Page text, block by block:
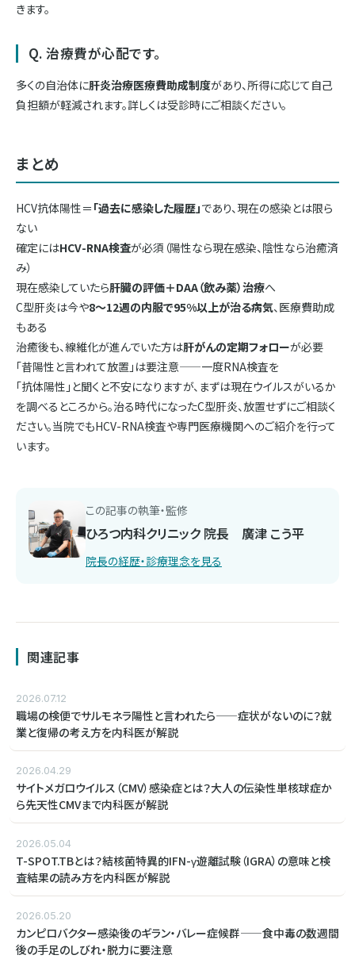
きます。
Q. 治療費が心配です。
多くの自治体に肝炎治療医療費助成制度があり、所得に応じて自己
負担額が軽減されます。詳しくは受診時にご相談ください。
まとめ
HCV抗体陽性＝ 「過去に感染した履歴」であり、現在の感染とは限ら
ない
確定にはHCV-RNA検査が必須（陽性なら現在感染、陰性なら治癒済
み）
現在感染していたら肝臓の評価＋DAA（飲み薬）治療へ
C型肝炎は今や8〜12週の内服で95%以上が治る病気、医療費助成
もある
治癒後も、線維化が進んでいた方は肝がんの定期フォローが必要
「昔陽性と言われて放置」は要注意——一度RNA検査を
「抗体陽性」と聞くと不安になりますが、まずは現在ウイルスがいるか
を調べるところから。治る時代になったC型肝炎、放置せずにご相談く
ださい。当院でもHCV-RNA検査や専門医療機関へのご紹介を行って
います。
この記事の執筆・監修
ひろつ内科クリニック 院長 廣津 こう平
院長の経歴・診療理念を見る
関連記事
2026.07.12
職場の検便でサルモネラ陽性と言われたら——症状がないのに？就
業と復帰の考え方を内科医が解説
2026.04.29
サイトメガロウイルス（CMV）感染症とは？大人の伝染性単核球症か
ら先天性CMVまで内科医が解説
2026.05.04
T-SPOT.TBとは？結核菌特異的IFN-γ遊離試験（IGRA）の意味と検
査結果の読み方を内科医が解説
2026.05.20
カンピロバクター感染後のギラン・バレー症候群——食中毒の数週間
後の手足のしびれ・脱力に要注意